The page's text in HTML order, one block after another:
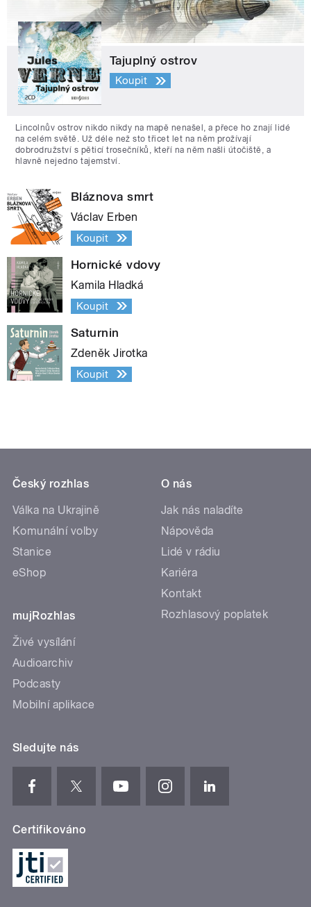
Tajuplný ostrov
Koupit
Lincolnův ostrov nikdo nikdy na mapě nenašel, a přece ho znají lidé
na celém světě. Už déle než sto třicet let na něm prožívají
dobrodružství s pěticí trosečníků, kteří na něm našli útočiště, a
hlavně nejedno tajemství.
Bláznova smrt
Václav Erben
Koupit
Hornické vdovy
Kamila Hladká
Koupit
Saturnin
Zdeněk Jirotka
Koupit
Český rozhlas
Válka na Ukrajině
Komunální volby
Stanice
eShop
mujRozhlas
Živé vysílání
Audioarchiv
Podcasty
Mobilní aplikace
O nás
Jak nás naladíte
Nápověda
Lidé v rádiu
Kariéra
Kontakt
Rozhlasový poplatek
Sledujte nás
Certifikováno